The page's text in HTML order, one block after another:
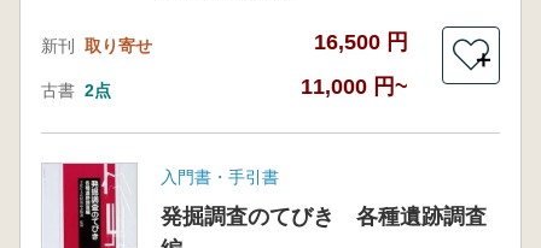
新刊 取り寄せ 16,500 円
古書 2点 11,000 円~
＋
入門書・手引書
発掘調査のてびき 各種遺跡調査